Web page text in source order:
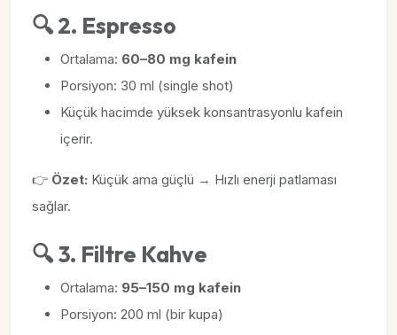
🔍 2. Espresso
Ortalama: 60–80 mg kafein
Porsiyon: 30 ml (single shot)
Küçük hacimde yüksek konsantrasyonlu kafein
içerir.
👉 Özet: Küçük ama güçlü → Hızlı enerji patlaması
sağlar.
🔍 3. Filtre Kahve
Ortalama: 95–150 mg kafein
Porsiyon: 200 ml (bir kupa)